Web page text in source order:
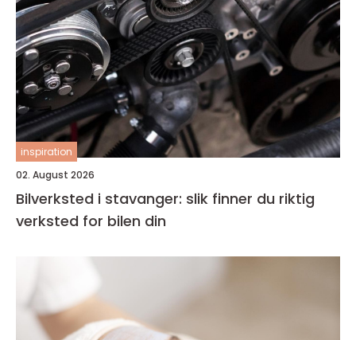
inspiration
02. August 2026
Bilverksted i stavanger: slik finner du riktig
verksted for bilen din